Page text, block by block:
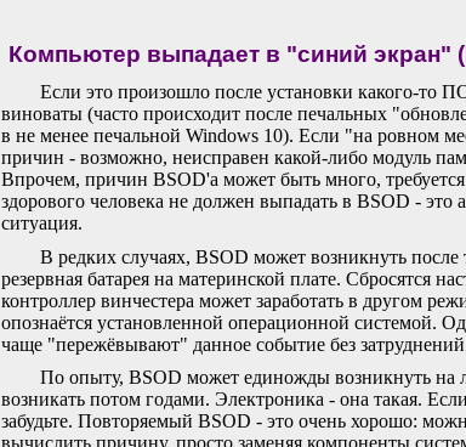
Компьютер выпадает в "синий экран"
Если это произошло после установки какого-то
виноваты (часто происходит после печальных
в не менее печальной Windows 10). Если "на ровном
причин - возможно, неисправен какой-либо модуль
Впрочем, причин BSOD'а может быть много,
здорового человека не должен выпадать в BSOD - это
ситуация.
В редких случаях, BSOD может возникнуть после
резервная батарея на материнской плате. Сбросятся
контроллер винчестера может заработать в другом
опознаётся установленной операционной системой.
чаще "пережёвывают" данное событие без
По опыту, BSOD может единожды возникнуть на
возникать потом годами. Электроника - она такая.
забудьте. Повторяемый BSOD - это очень хорошо: